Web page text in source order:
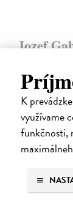
K
využívame
funkčnosti,
Jozef
Keď sa povie
v uniforme,
ktorý zmenil
Predpredaj,
vydania
16,99 €